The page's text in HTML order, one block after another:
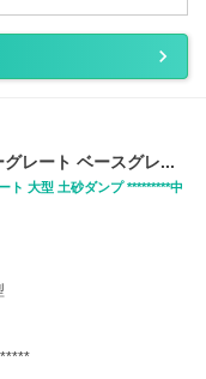
レート ベースグレ...
ト 大型 土砂ダンプ *********中